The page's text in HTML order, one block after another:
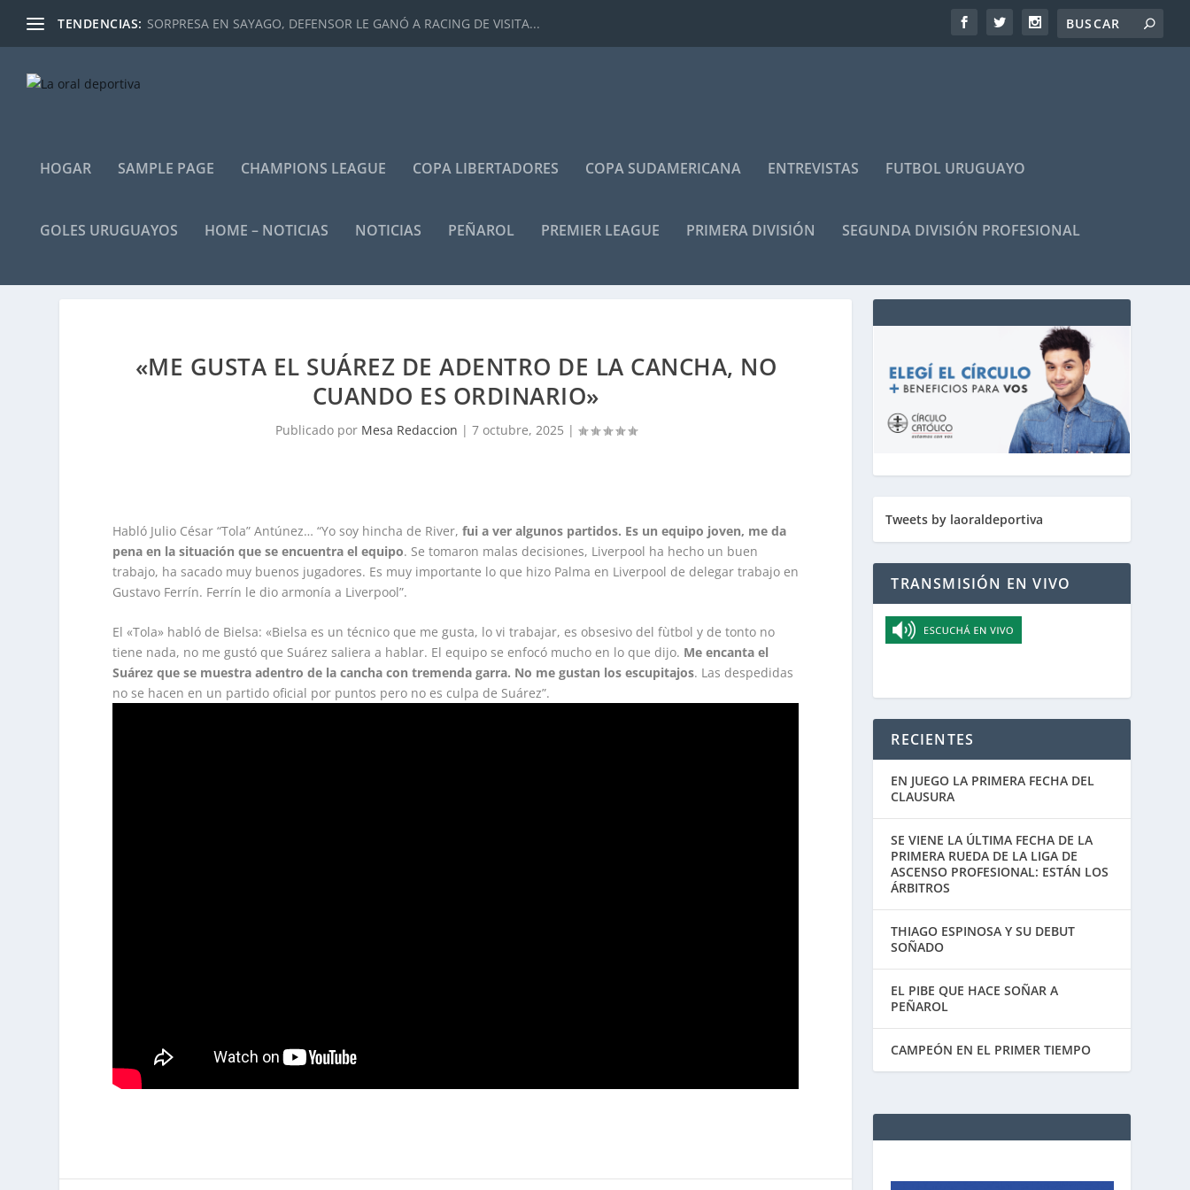
TENDENCIAS: SORPRESA EN SAYAGO, DEFENSOR LE GANÓ A RACING DE VISITA...
HOGAR SAMPLE PAGE CHAMPIONS LEAGUE COPA LIBERTADORES COPA SUDAMERICANA ENTREVISTAS FUTBOL URUGUAYO
GOLES URUGUAYOS HOME – NOTICIAS NOTICIAS PEÑAROL PREMIER LEAGUE PRIMERA DIVISIÓN SEGUNDA DIVISIÓN PROFESIONAL
«ME GUSTA EL SUÁREZ DE ADENTRO DE LA CANCHA, NO
CUANDO ES ORDINARIO»
Publicado por Mesa Redaccion | 7 octubre, 2025 |
Habló Julio César “Tola” Antúnez… “Yo soy hincha de River,fui a ver algunos partidos. Es un equipo joven, me da
pena en la situación que se encuentra el equipo. Se tomaron malas decisiones, Liverpool ha hecho un buen
trabajo, ha sacado muy buenos jugadores. Es muy importante lo que hizo Palma en Liverpool de delegar trabajo en
Gustavo Ferrín. Ferrín le dio armonía a Liverpool”.
El «Tola» habló de Bielsa: «Bielsa es un técnico que me gusta, lo vi trabajar, es obsesivo del fùtbol y de tonto no
tiene nada, no me gustó que Suárez saliera a hablar. El equipo se enfocó mucho en lo que dijo. Me encanta el
Suárez que se muestra adentro de la cancha con tremenda garra. No me gustan los escupitajos. Las despedidas
no se hacen en un partido oficial por puntos pero no es culpa de Suárez”.
Tweets by laoraldeportiva
TRANSMISIÓN EN VIVO
RECIENTES
EN JUEGO LA PRIMERA FECHA DEL
CLAUSURA
SE VIENE LA ÚLTIMA FECHA DE LA
PRIMERA RUEDA DE LA LIGA DE
ASCENSO PROFESIONAL: ESTÁN LOS
ÁRBITROS
THIAGO ESPINOSA Y SU DEBUT
SOÑADO
EL PIBE QUE HACE SOÑAR A
PEÑAROL
CAMPEÓN EN EL PRIMER TIEMPO